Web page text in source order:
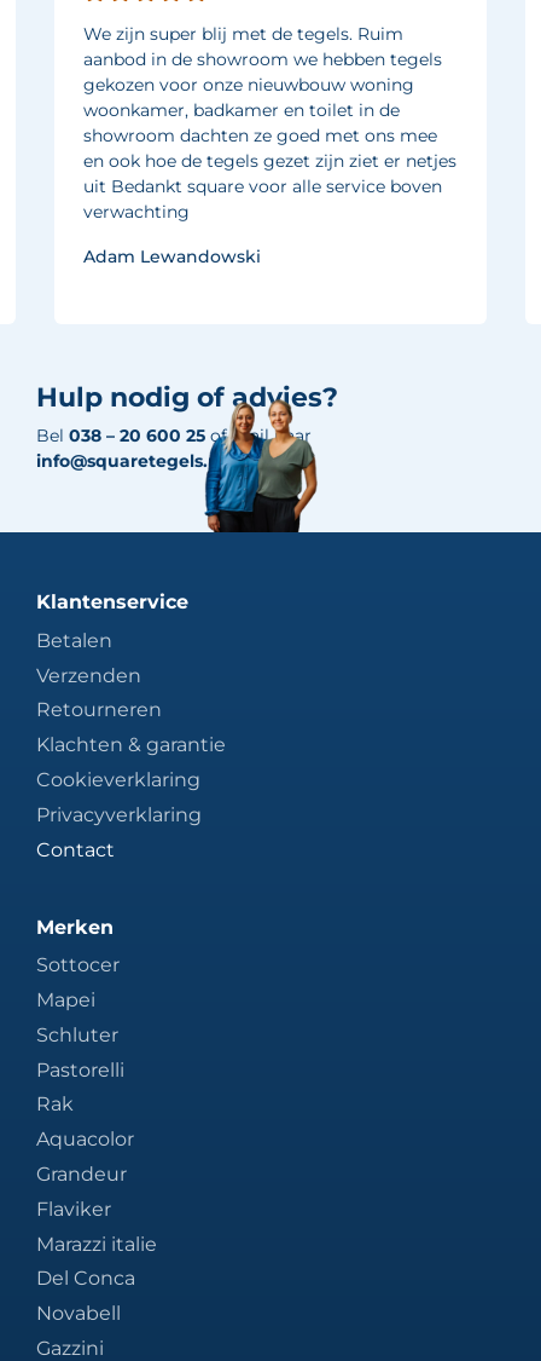
We zijn super blij met de tegels. Ruim
aanbod in de showroom we hebben tegels
gekozen voor onze nieuwbouw woning
woonkamer, badkamer en toilet in de
showroom dachten ze goed met ons mee
en ook hoe de tegels gezet zijn ziet er netjes
uit Bedankt square voor alle service boven
verwachting
Adam Lewandowski
Hulp nodig of advies?
Bel 038 – 20 600 25 of mail naar
info@squaretegels.nl
Klantenservice
Betalen
Verzenden
Retourneren
Klachten & garantie
Cookieverklaring
Privacyverklaring
Contact
Merken
Sottocer
Mapei
Schluter
Pastorelli
Rak
Aquacolor
Grandeur
Flaviker
Marazzi italie
Del Conca
Novabell
Gazzini